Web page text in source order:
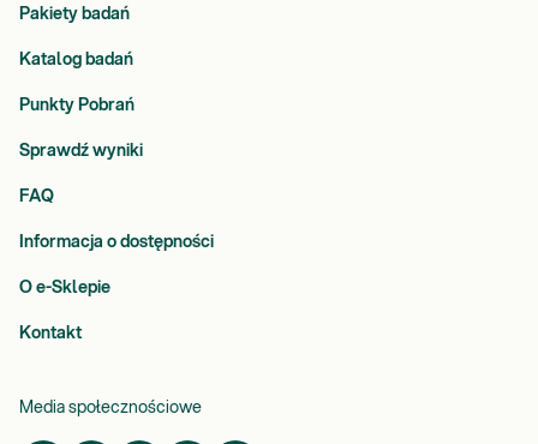
Pakiety badań
Katalog badań
Punkty Pobrań
Sprawdź wyniki
FAQ
Informacja o dostępności
O e-Sklepie
Kontakt
Media społecznościowe